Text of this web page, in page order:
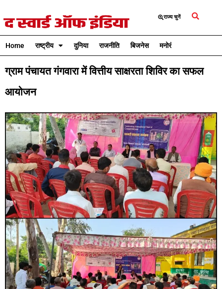
राज्य चुनें
Home राष्ट्रीय दुनिया राजनीति बिजनेस मनोरंजन
ग्राम पंचायत गंगवारा में वित्तीय साक्षरता शिविर का सफल
आयोजन